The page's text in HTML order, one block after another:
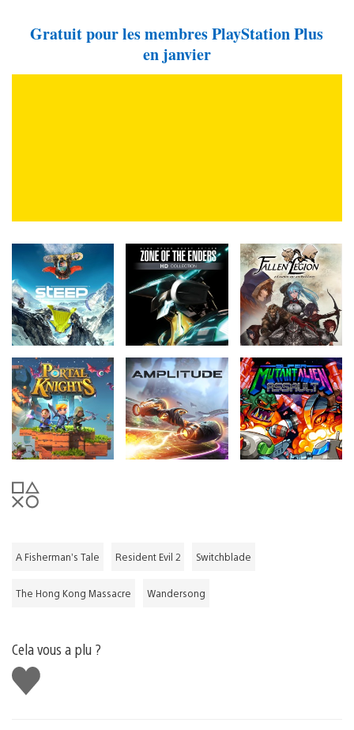
Gratuit pour les membres PlayStation Plus
en janvier
A Fisherman’s Tale Resident Evil 2 Switchblade
The Hong Kong Massacre Wandersong
Cela vous a plu ?
J'aime